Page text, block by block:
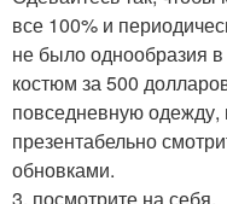
все 100% и
не было однообразия
костюм за 500
повседневную одежду,
презентабельно
обновками.